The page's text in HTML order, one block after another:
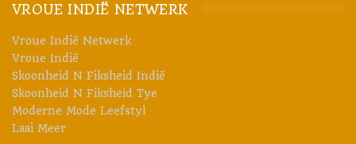
VROUE INDIË NETWERK
Vroue Indië Netwerk
Vroue Indië
Skoonheid N Fiksheid Indië
Skoonheid N Fiksheid Tye
Moderne Mode Leefstyl
Laai Meer